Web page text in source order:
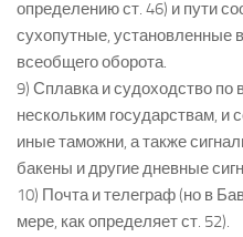
определению ст. 46) и пути
сухопутные, установленные
всеобщего оборота.
9) Сплавка и судоходство
нескольким государствам, и
иные таможни, а также
бакены и другие дневные
10) Почта и телеграф (но в
мере, как определяет ст. 52).